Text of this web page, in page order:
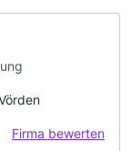
Firma bewerten